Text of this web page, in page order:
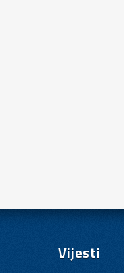
Vijesti